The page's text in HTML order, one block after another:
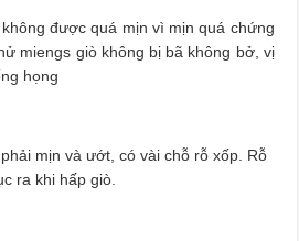
được quá mịn vì mịn quá chứng
miengs giò không bị bã không bở, vị
họng
mịn và ướt, có vài chỗ rỗ xốp. Rỗ
ra khi hấp giò.